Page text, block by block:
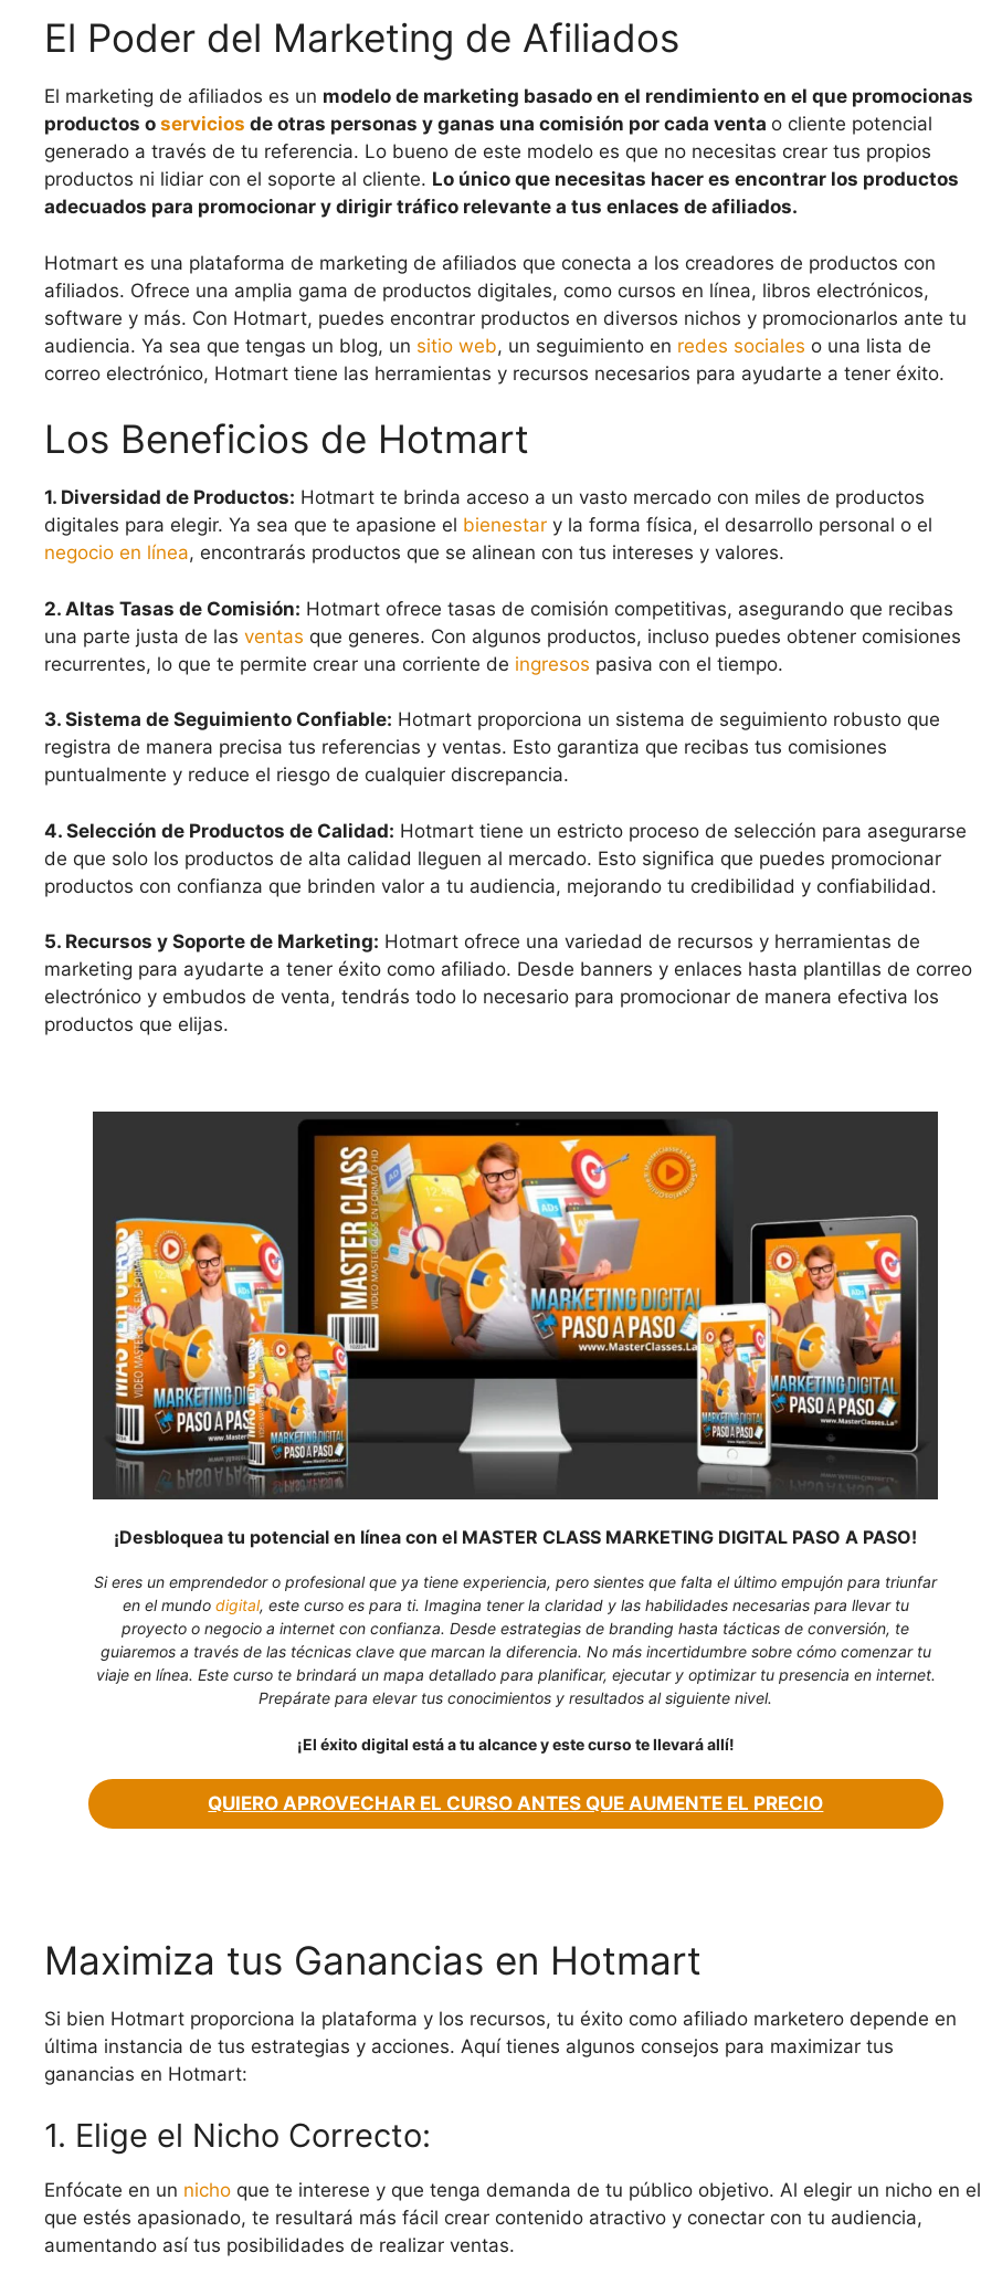
El Poder del Marketing de Afiliados
El marketing de afiliados es un modelo de marketing basado en el rendimiento en el que promocionas
productos o servicios de otras personas y ganas una comisión por cada venta o cliente potencial
generado a través de tu referencia. Lo bueno de este modelo es que no necesitas crear tus propios
productos ni lidiar con el soporte al cliente. Lo único que necesitas hacer es encontrar los productos
adecuados para promocionar y dirigir tráfico relevante a tus enlaces de afiliados.
Hotmart es una plataforma de marketing de afiliados que conecta a los creadores de productos con
afiliados. Ofrece una amplia gama de productos digitales, como cursos en línea, libros electrónicos,
software y más. Con Hotmart, puedes encontrar productos en diversos nichos y promocionarlos ante tu
audiencia. Ya sea que tengas un blog, un sitio web, un seguimiento en redes sociales o una lista de
correo electrónico, Hotmart tiene las herramientas y recursos necesarios para ayudarte a tener éxito.
Los Beneficios de Hotmart
1. Diversidad de Productos: Hotmart te brinda acceso a un vasto mercado con miles de productos
digitales para elegir. Ya sea que te apasione el bienestar y la forma física, el desarrollo personal o el
negocio en línea, encontrarás productos que se alinean con tus intereses y valores.
2. Altas Tasas de Comisión: Hotmart ofrece tasas de comisión competitivas, asegurando que recibas
una parte justa de las ventas que generes. Con algunos productos, incluso puedes obtener comisiones
recurrentes, lo que te permite crear una corriente de ingresos pasiva con el tiempo.
3. Sistema de Seguimiento Confiable: Hotmart proporciona un sistema de seguimiento robusto que
registra de manera precisa tus referencias y ventas. Esto garantiza que recibas tus comisiones
puntualmente y reduce el riesgo de cualquier discrepancia.
4. Selección de Productos de Calidad: Hotmart tiene un estricto proceso de selección para asegurarse
de que solo los productos de alta calidad lleguen al mercado. Esto significa que puedes promocionar
productos con confianza que brinden valor a tu audiencia, mejorando tu credibilidad y confiabilidad.
5. Recursos y Soporte de Marketing: Hotmart ofrece una variedad de recursos y herramientas de
marketing para ayudarte a tener éxito como afiliado. Desde banners y enlaces hasta plantillas de correo
electrónico y embudos de venta, tendrás todo lo necesario para promocionar de manera efectiva los
productos que elijas.
¡Desbloquea tu potencial en línea con el MASTER CLASS MARKETING DIGITAL PASO A PASO!
Si eres un emprendedor o profesional que ya tiene experiencia, pero sientes que falta el último empujón para triunfar
en el mundo digital, este curso es para ti. Imagina tener la claridad y las habilidades necesarias para llevar tu
proyecto o negocio a internet con confianza. Desde estrategias de branding hasta tácticas de conversión, te
guiaremos a través de las técnicas clave que marcan la diferencia. No más incertidumbre sobre cómo comenzar tu
viaje en línea. Este curso te brindará un mapa detallado para planificar, ejecutar y optimizar tu presencia en internet.
Prepárate para elevar tus conocimientos y resultados al siguiente nivel.
¡El éxito digital está a tu alcance y este curso te llevará allí!
QUIERO APROVECHAR EL CURSO ANTES QUE AUMENTE EL PRECIO
Maximiza tus Ganancias en Hotmart
Si bien Hotmart proporciona la plataforma y los recursos, tu éxito como afiliado marketero depende en
última instancia de tus estrategias y acciones. Aquí tienes algunos consejos para maximizar tus
ganancias en Hotmart:
1. Elige el Nicho Correcto:
Enfócate en un nicho que te interese y que tenga demanda de tu público objetivo. Al elegir un nicho en el
que estés apasionado, te resultará más fácil crear contenido atractivo y conectar con tu audiencia,
aumentando así tus posibilidades de realizar ventas.